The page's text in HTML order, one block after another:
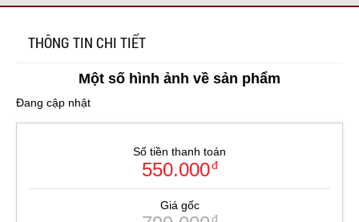
THÔNG TIN CHI TIẾT
Một số hình ảnh về sản phẩm
Đang cập nhật
Số tiền thanh toán
550.000đ
Giá gốc
đ